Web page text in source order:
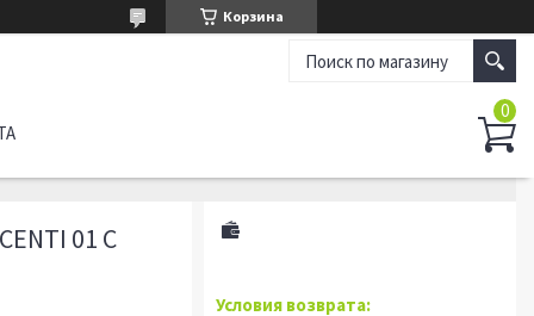
Корзина
01 С